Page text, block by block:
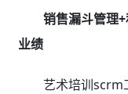
销售漏斗管理
业绩
艺术培训scrm